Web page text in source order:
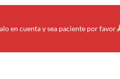
en cuenta y sea paciente por favor